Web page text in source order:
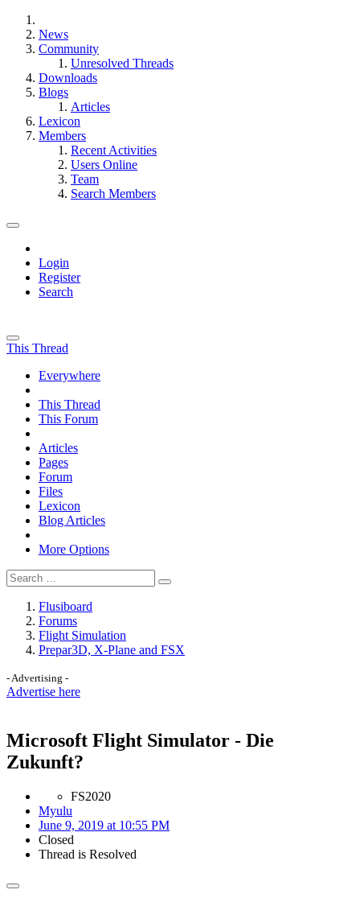
News
Community
Unresolved Threads
Downloads
Blogs
Articles
Lexicon
Members
Recent Activities
Users Online
Team
Search Members
Login
Register
Search
This Thread
Everywhere
This Thread
This Forum
Articles
Pages
Forum
Files
Lexicon
Blog Articles
More Options
Flusiboard
Forums
Flight Simulation
Prepar3D, X-Plane and FSX
- Advertising -
Advertise here
Microsoft Flight Simulator - Die
Zukunft?
FS2020
Myulu
June 9, 2019 at 10:55 PM
Closed
Thread is Resolved